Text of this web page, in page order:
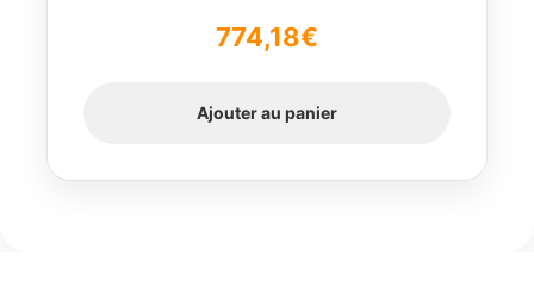
774,18€
Ajouter au panier